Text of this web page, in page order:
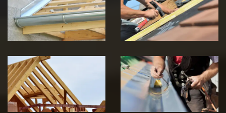
Chéneau 39
Jura
toiture 39
Jura
Traitement de
charpente 39
Jura
Travaux de
zinguerie 39
Jura